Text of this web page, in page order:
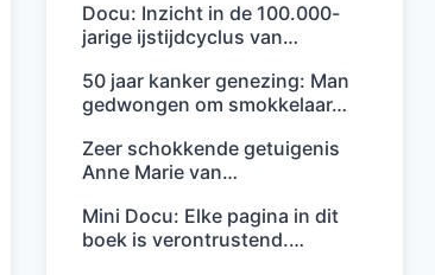
Docu: Inzicht in de 100.000-
jarige ijstijdcyclus van…
50 jaar kanker genezing: Man
gedwongen om smokkelaar…
Zeer schokkende getuigenis
Anne Marie van…
Mini Docu: Elke pagina in dit
boek is verontrustend.…